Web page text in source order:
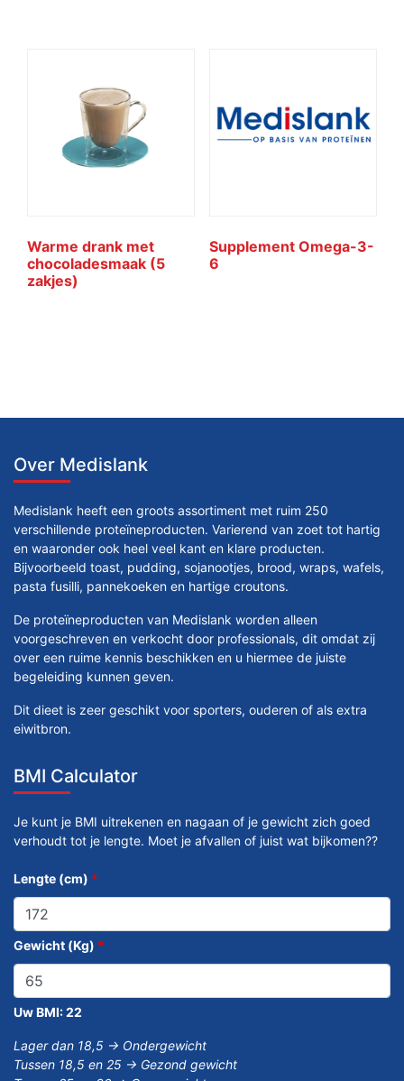
Warme drank met
chocoladesmaak (5
zakjes)
Supplement Omega-3-
6
Over Medislank
Medislank heeft een groots assortiment met ruim 250
verschillende proteïneproducten. Varierend van zoet tot hartig
en waaronder ook heel veel kant en klare producten.
Bijvoorbeeld toast, pudding, sojanootjes, brood, wraps, wafels,
pasta fusilli, pannekoeken en hartige croutons.
De proteïneproducten van Medislank worden alleen
voorgeschreven en verkocht door professionals, dit omdat zij
over een ruime kennis beschikken en u hiermee de juiste
begeleiding kunnen geven.
Dit dieet is zeer geschikt voor sporters, ouderen of als extra
eiwitbron.
BMI Calculator
Je kunt je BMI uitrekenen en nagaan of je gewicht zich goed
verhoudt tot je lengte. Moet je afvallen of juist wat bijkomen??
Lengte (cm) *
Gewicht (Kg) *
Uw BMI:22
Lager dan 18,5 -> Ondergewicht
Tussen 18,5 en 25 -> Gezond gewicht